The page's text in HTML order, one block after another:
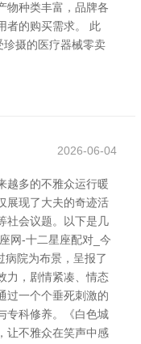
物种类丰富，品牌各
者的购买需求。 此
珍摄的医疗器械零卖
2026-06-04
越多的不雅众运行暖
展现了大夫的奇迹活
社会议题。以下是几
网-十二星座配对_今
病院为布景，呈报了
力，剧情紧凑、情态
过一个个垂死刺激的
专科修养。《白色城
让不雅众在笑声中感